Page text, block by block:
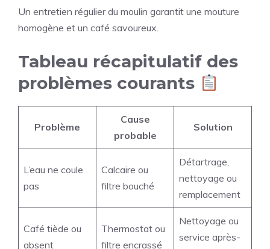
Un entretien régulier du moulin garantit une mouture
homogène et un café savoureux.
Tableau récapitulatif des
problèmes courants
Problème
Cause
probable
Solution
L’eau ne coule
pas
Calcaire ou
filtre bouché
Détartrage,
nettoyage ou
remplacement
Café tiède ou
absent
Thermostat ou
filtre encrassé
Nettoyage ou
service après-